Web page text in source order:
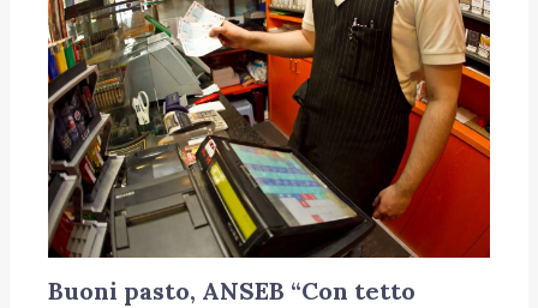
Buoni pasto, ANSEB “Con tetto